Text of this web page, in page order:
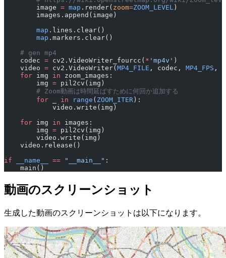
        image
= map .render( zoom=ZOOM_LEVEL )
        images.append(image)
        map
.lines.clear()
        map
.markers.clear()
    # gen mp4
    codec
= cv2.VideoWriter_fourcc( * 'mp4v' )
    video
= cv2.VideoWriter( MP4_FILE , codec, MP4_FPS , (
    for
img in zoom_images:
        img
= pil2cv(img)
        # Zoom動画は時間延ばすために何回か追加する
        for
in range ( ZOOM_ITER ):
            video.write(img)
    for
img in images:
        img
= pil2cv(img)
        video.write(img)
    video.release()
if __name__ == "__main__" :
    main()
動画のスクリーンショット
生成した動画のスクリーンショットは以下になります。